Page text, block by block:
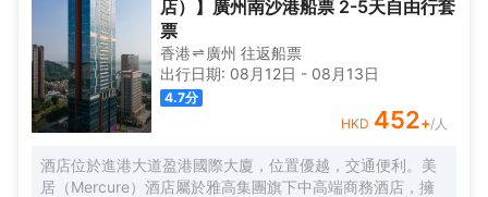
閒暢談的石奧茶室，主要提供早餐、茶點、飲品、簡餐等服
務；同時亦與中國大陸獲得“五金錨”獎的南沙遊艇會提供宴
會/婚宴/會議、中西式餐飲、遊艇觀光/租賃、帆船租賃/體
驗、遊艇帆船駕證考取等不同種服務功能，打造出一種特色
的休閒度假空間。
店）】廣州南沙港船票 2-5天自由行套
票
香港 廣州 往返船票
出行日期: 08月12日 - 08月13日
4.7分
HKD 452+/人
酒店位於進港大道盈港國際大廈，位置優越，交通便利。美
居（Mercure）酒店屬於雅高集團旗下中高端商務酒店，擁